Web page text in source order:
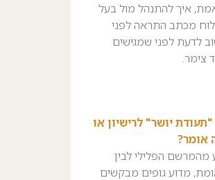
אמת, איך להתנהל מול בעל
מכתב התראה לפני
לדעת לפני שמגישים
צימר.
יושר" לרישיון או
אומר?
מהמרשם הפלילי לבין
מדוע גופים מבקשים